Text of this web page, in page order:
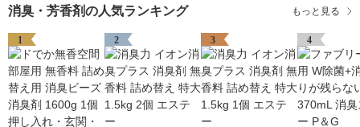
消臭・芳香剤の人気ランキング もっと見る
1 2 3 4